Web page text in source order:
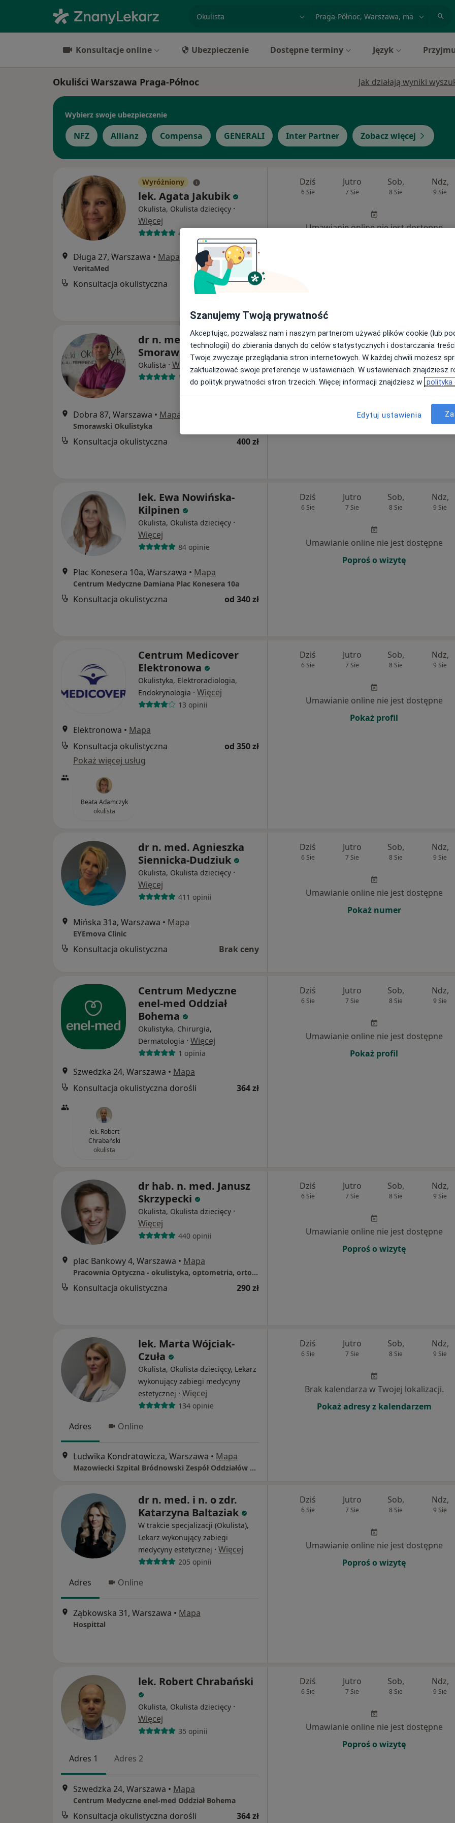
miasto lub dzielnica
Konsultacje online Ubezpieczenie Dostępne terminy Język
Okuliści Warszawa Praga-Północ Jak działają wyniki
Wybierz swoje ubezpieczenie
NFZ Allianz Compensa GENERALI Inter Partner Zobacz więcej
Wyróżniony
lek. Agata Jakubik
Okulista, Okulista dziecięcy ·
Więcej
480 opinii
Długa 27, Warszawa • Mapa
VeritaMed
Konsultacja okulistyczna 290 zł
Dziś
6 Sie
Jutro
7 Sie
Sob,
8 Sie
Ndz,
9 Sie
Umawianie online nie jest dostępne
dr n. med. Marcin
Smorawski
Okulista · Więcej
155 opinii
Dobra 87, Warszawa • Mapa
Smorawski Okulistyka
Konsultacja okulistyczna 400 zł
Dziś
6 Sie
Jutro
7 Sie
Sob,
8 Sie
Ndz,
9 Sie
Umawianie online nie jest dostępne
lek. Ewa Nowińska-
Kilpinen
Okulista, Okulista dziecięcy ·
Więcej
84 opinie
Plac Konesera 10a, Warszawa • Mapa
Centrum Medyczne Damiana Plac Konesera 10a
Konsultacja okulistyczna od 340 zł
Dziś
6 Sie
Jutro
7 Sie
Sob,
8 Sie
Ndz,
9 Sie
Umawianie online nie jest dostępne
Poproś o wizytę
Centrum Medicover
Elektronowa
Okulistyka, Elektroradiologia,
Endokrynologia · Więcej
13 opinii
Elektronowa • Mapa
Konsultacja okulistyczna
od 350 zł
Pokaż więcej usług
Beata Adamczyk
okulista
Dziś
6 Sie
Jutro
7 Sie
Sob,
8 Sie
Ndz,
9 Sie
Umawianie online nie jest dostępne
Pokaż profil
dr n. med. Agnieszka
Siennicka-Dudziuk
Okulista, Okulista dziecięcy ·
Więcej
411 opinii
Mińska 31a, Warszawa • Mapa
EYEmova Clinic
Konsultacja okulistyczna Brak ceny
Dziś
6 Sie
Jutro
7 Sie
Sob,
8 Sie
Ndz,
9 Sie
Umawianie online nie jest dostępne
Pokaż numer
Centrum Medyczne
enel-med Oddział
Bohema
Okulistyka, Chirurgia,
Dermatologia · Więcej
1 opinia
Szwedzka 24, Warszawa • Mapa
Konsultacja okulistyczna dorośli
364 zł
lek. Robert
Chrabański
okulista
Dziś
6 Sie
Jutro
7 Sie
Sob,
8 Sie
Ndz,
9 Sie
Umawianie online nie jest dostępne
Pokaż profil
dr hab. n. med. Janusz
Skrzypecki
Okulista, Okulista dziecięcy ·
Więcej
440 opinii
plac Bankowy 4, Warszawa • Mapa
Pracownia Optyczna - okulistyka, optometria, ortoptyka
Konsultacja okulistyczna 290 zł
Dziś
6 Sie
Jutro
7 Sie
Sob,
8 Sie
Ndz,
9 Sie
Umawianie online nie jest dostępne
Poproś o wizytę
lek. Marta Wójciak-
Czuła
Okulista, Okulista dziecięcy, Lekarz
wykonujący zabiegi medycyny
estetycznej · Więcej
134 opinie
Adres Online
Ludwika Kondratowicza, Warszawa • Mapa
Mazowiecki Szpital Bródnowski Zespół Oddziałów Okulistyki
Dziś
6 Sie
Jutro
7 Sie
Sob,
8 Sie
Ndz,
9 Sie
Brak kalendarza w Twojej lokalizacji.
Pokaż adresy z kalendarzem
dr n. med. i n. o zdr.
Katarzyna Baltaziak
W trakcie specjalizacji (Okulista),
Lekarz wykonujący zabiegi
medycyny estetycznej · Więcej
205 opinii
Adres Online
Ząbkowska 31, Warszawa • Mapa
Hospittal
Dziś
6 Sie
Jutro
7 Sie
Sob,
8 Sie
Ndz,
9 Sie
Umawianie online nie jest dostępne
Poproś o wizytę
lek. Robert Chrabański
Okulista, Okulista dziecięcy ·
Więcej
35 opinii
Adres 1 Adres 2
Szwedzka 24, Warszawa • Mapa
Centrum Medyczne enel-med Oddział Bohema
Konsultacja okulistyczna dorośli 364 zł
Dziś
6 Sie
Jutro
7 Sie
Sob,
8 Sie
Ndz,
9 Sie
Umawianie online nie jest dostępne
Poproś o wizytę
Szanujemy Twoją prywatność
Akceptując, pozwalasz nam i naszym partnerom używać plików cookie (lub
technologii) do zbierania danych do celów statystycznych i dostarczania
Twoje zwyczaje przeglądania stron internetowych. W każdej chwili możesz
zaktualizować swoje preferencje w ustawieniach. W ustawieniach znajdziesz
do polityk prywatności stron trzecich. Więcej informacji znajdziesz w polityka
Edytuj ustawienia